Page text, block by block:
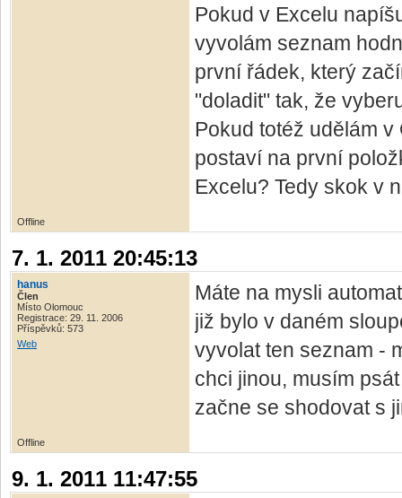
Pokud v Excelu
vyvolám seznam
první řádek, který
"doladit" tak, že
Pokud totéž udělám
postaví na první
Excelu? Tedy skok v
Offline
7. 1. 2011 20:45:13
hanus
Člen
Místo Olomouc
Registrace: 29. 11. 2006
Příspěvků: 573
Web
Máte na mysli
již bylo v daném
vyvolat ten seznam -
chci jinou, musím
začne se shodovat s
Offline
9. 1. 2011 11:47:55